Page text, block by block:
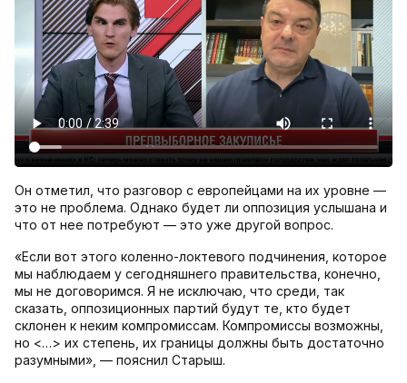
Он отметил, что разговор с европейцами на их уровне —
это не проблема. Однако будет ли оппозиция услышана и
что от нее потребуют — это уже другой вопрос.
«Если вот этого коленно-локтевого подчинения, которое
мы наблюдаем у сегодняшнего правительства, конечно,
мы не договоримся. Я не исключаю, что среди, так
сказать, оппозиционных партий будут те, кто будет
склонен к неким компромиссам. Компромиссы возможны,
но <…> их степень, их границы должны быть достаточно
разумными», — пояснил Старыш.